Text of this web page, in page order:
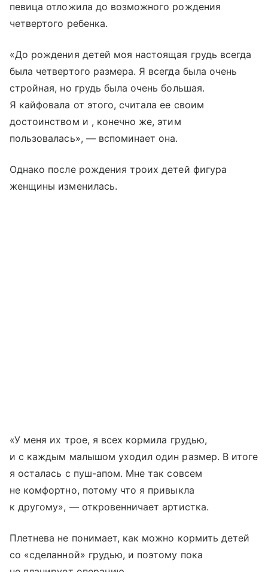
певица отложила до возможного рождения
четвертого ребенка.
«До рождения детей моя настоящая грудь всегда
была четвертого размера. Я всегда была очень
стройная, но грудь была очень большая.
Я кайфовала от этого, считала ее своим
достоинством и , конечно же, этим
пользовалась», — вспоминает она.
Однако после рождения троих детей фигура
женщины изменилась.
«У меня их трое, я всех кормила грудью,
и с каждым малышом уходил один размер. В итоге
я осталась с пуш-апом. Мне так совсем
не комфортно, потому что я привыкла
к другому», — откровенничает артистка.
Плетнева не понимает, как можно кормить детей
со «сделанной» грудью, и поэтому пока